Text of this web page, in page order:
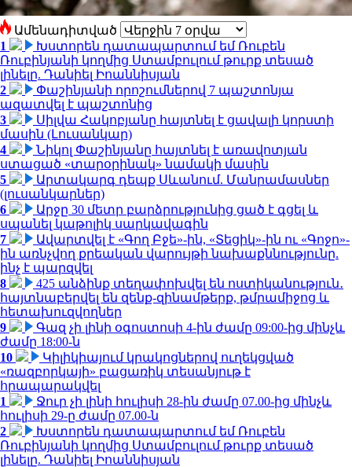
Ամենադիտված
1
Խստորեն դատապարտում եմ Ռուբեն
Ռուբինյանի կողմից Ստամբուլում թուրք տեսած
լինելը. Դանիել Իոաննիսյան
2
Փաշինյանի որոշումներով 7 պաշտոնյա
ազատվել է պաշտոնից
3
Սիլվա Հակոբյանը հայտնել է ցավալի կորստի
մասին (Լուսանկար)
4
Նիկոլ Փաշինյանը հայտնել է առավոտյան
ստացած «տարօրինակ» նամակի մասին
5
Արտակարգ դեպք Սևանում. Մանրամասներ
(լուսանկարներ)
6
Արջը 30 մետր բարձրությունից ցած է գցել և
սպանել կաթոլիկ սարկավագին
7
Ավարտվել է «Գող Բջե»-ին, «Տեցիկ»-ին ու «Գոջո»-
ին առնչվող քրեական վարույթի նախաքննությունը.
ինչ է պարզվել
8
425 անձինք տեղափոխվել են ոստիկանություն․
հայտնաբերվել են զենք-զինամթերք, թմրամիջոց և
հետախուզվողներ
9
Գազ չի լինի օգոստոսի 4-ին ժամը 09:00-ից մինչև
ժամը 18:00-ն
10
Կիլիկիայում կրակոցներով ուղեկցված
«ռազբորկայի» բացառիկ տեսանյութ է
հրապարակվել
1
Ջուր չի լինի հուլիսի 28-ին ժամը 07.00-ից մինչև
հուլիսի 29-ը ժամը 07.00-ն
2
Խստորեն դատապարտում եմ Ռուբեն
Ռուբինյանի կողմից Ստամբուլում թուրք տեսած
լինելը. Դանիել Իոաննիսյան